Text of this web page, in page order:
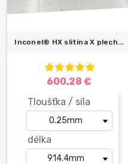
Inconel® HX slitina X plech...
600,28 €
Tloušťka / síla
délka